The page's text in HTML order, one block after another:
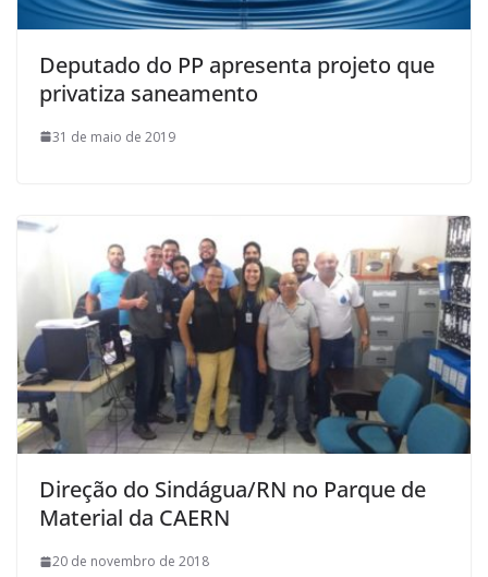
Deputado do PP apresenta projeto que
privatiza saneamento
31 de maio de 2019
Direção do Sindágua/RN no Parque de
Material da CAERN
20 de novembro de 2018